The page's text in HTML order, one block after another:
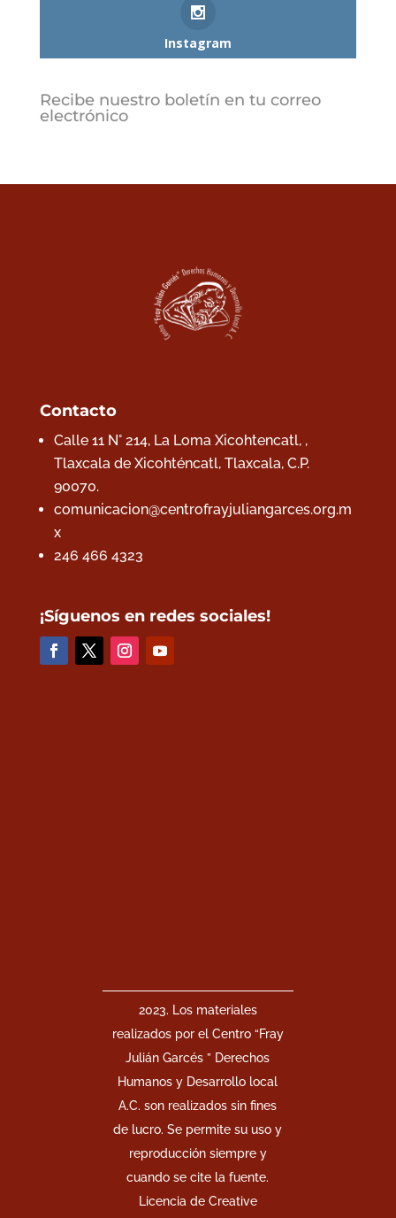
Instagram
Recibe nuestro boletín en tu correo
electrónico
Contacto
Calle 11 N° 214, La Loma Xicohtencatl, ,
Tlaxcala de Xicohténcatl, Tlaxcala, C.P.
90070.
comunicacion@centrofrayjuliangarces.org.m
x
246 466 4323
¡Síguenos en redes sociales!
2023. Los materiales
realizados por el Centro “Fray
Julián Garcés ” Derechos
Humanos y Desarrollo local
A.C. son realizados sin fines
de lucro. Se permite su uso y
reproducción siempre y
cuando se cite la fuente.
Licencia de Creative